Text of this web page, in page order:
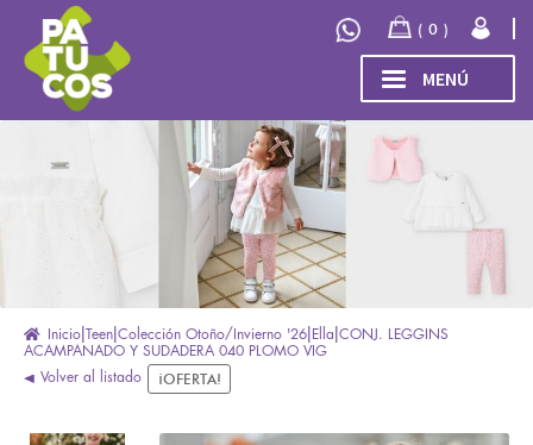
la
navegación
contenido
MENÚ
INICIO
TIENDA
menú
hijo
COLECCIÓN
INVIERNO/OTOÑO 2026
Inicio Teen Colección Otoño/Invierno '26 Ella CONJ. LEGGINS
ACAMPANADO Y SUDADERA 040 PLOMO VIG
Volver al listado
¡OFERTA!
0